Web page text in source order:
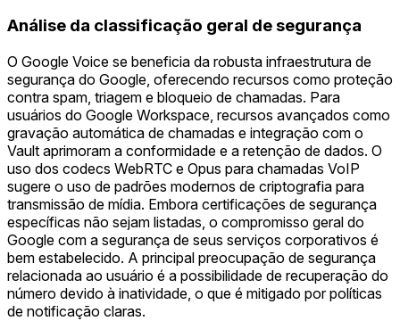
Análise da classificação geral de segurança
O Google Voice se beneficia da robusta infraestrutura de
segurança do Google, oferecendo recursos como proteção
contra spam, triagem e bloqueio de chamadas. Para
usuários do Google Workspace, recursos avançados como
gravação automática de chamadas e integração com o
Vault aprimoram a conformidade e a retenção de dados. O
uso dos codecs WebRTC e Opus para chamadas VoIP
sugere o uso de padrões modernos de criptografia para
transmissão de mídia. Embora certificações de segurança
específicas não sejam listadas, o compromisso geral do
Google com a segurança de seus serviços corporativos é
bem estabelecido. A principal preocupação de segurança
relacionada ao usuário é a possibilidade de recuperação do
número devido à inatividade, o que é mitigado por políticas
de notificação claras.